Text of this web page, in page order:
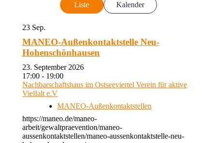
Liste Kalender
23 Sep.
MANEO-Außenkontaktstelle Neu-
Hohenschönhausen
23. September 2026
17:00 - 19:00
Nachbarschaftshaus im Ostseeviertel Verein für aktive
Vielfalt e.V
MANEO-Außenkontaktstellen
https://maneo.de/maneo-
arbeit/gewaltpraevention/maneo-
aussenkontaktstellen/maneo-aussenkontaktstelle-neu-